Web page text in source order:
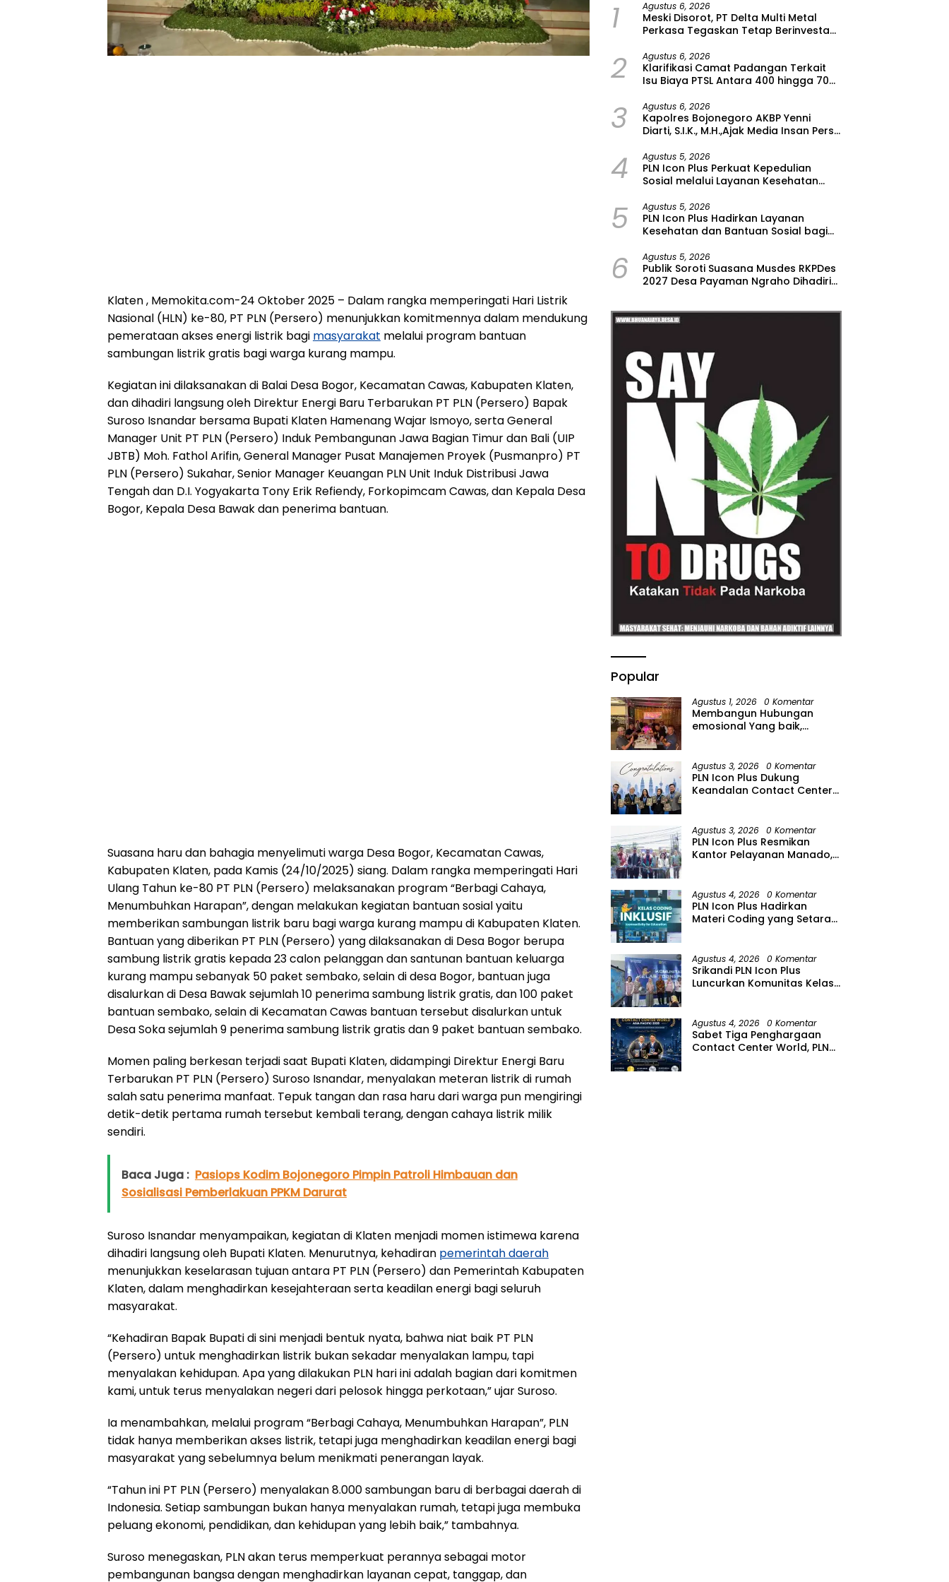
Klaten , Memokita.com-24 Oktober 2025 – Dalam rangka memperingati Hari Listrik
Nasional (HLN) ke-80, PT PLN (Persero) menunjukkan komitmennya dalam mendukung
pemerataan akses energi listrik bagi masyarakat melalui program bantuan
sambungan listrik gratis bagi warga kurang mampu.
Kegiatan ini dilaksanakan di Balai Desa Bogor, Kecamatan Cawas, Kabupaten Klaten,
dan dihadiri langsung oleh Direktur Energi Baru Terbarukan PT PLN (Persero) Bapak
Suroso Isnandar bersama Bupati Klaten Hamenang Wajar Ismoyo, serta General
Manager Unit PT PLN (Persero) Induk Pembangunan Jawa Bagian Timur dan Bali (UIP
JBTB) Moh. Fathol Arifin, General Manager Pusat Manajemen Proyek (Pusmanpro) PT
PLN (Persero) Sukahar, Senior Manager Keuangan PLN Unit Induk Distribusi Jawa
Tengah dan D.I. Yogyakarta Tony Erik Refiendy, Forkopimcam Cawas, dan Kepala Desa
Bogor, Kepala Desa Bawak dan penerima bantuan.
Suasana haru dan bahagia menyelimuti warga Desa Bogor, Kecamatan Cawas,
Kabupaten Klaten, pada Kamis (24/10/2025) siang. Dalam rangka memperingati Hari
Ulang Tahun ke-80 PT PLN (Persero) melaksanakan program “Berbagi Cahaya,
Menumbuhkan Harapan”, dengan melakukan kegiatan bantuan sosial yaitu
memberikan sambungan listrik baru bagi warga kurang mampu di Kabupaten Klaten.
Bantuan yang diberikan PT PLN (Persero) yang dilaksanakan di Desa Bogor berupa
sambung listrik gratis kepada 23 calon pelanggan dan santunan bantuan keluarga
kurang mampu sebanyak 50 paket sembako, selain di desa Bogor, bantuan juga
disalurkan di Desa Bawak sejumlah 10 penerima sambung listrik gratis, dan 100 paket
bantuan sembako, selain di Kecamatan Cawas bantuan tersebut disalurkan untuk
Desa Soka sejumlah 9 penerima sambung listrik gratis dan 9 paket bantuan sembako.
Momen paling berkesan terjadi saat Bupati Klaten, didampingi Direktur Energi Baru
Terbarukan PT PLN (Persero) Suroso Isnandar, menyalakan meteran listrik di rumah
salah satu penerima manfaat. Tepuk tangan dan rasa haru dari warga pun mengiringi
detik-detik pertama rumah tersebut kembali terang, dengan cahaya listrik milik
sendiri.
Baca Juga : Pasiops Kodim Bojonegoro Pimpin Patroli Himbauan dan
Sosialisasi Pemberlakuan PPKM Darurat
Suroso Isnandar menyampaikan, kegiatan di Klaten menjadi momen istimewa karena
dihadiri langsung oleh Bupati Klaten. Menurutnya, kehadiran pemerintah daerah
menunjukkan keselarasan tujuan antara PT PLN (Persero) dan Pemerintah Kabupaten
Klaten, dalam menghadirkan kesejahteraan serta keadilan energi bagi seluruh
masyarakat.
“Kehadiran Bapak Bupati di sini menjadi bentuk nyata, bahwa niat baik PT PLN
(Persero) untuk menghadirkan listrik bukan sekadar menyalakan lampu, tapi
menyalakan kehidupan. Apa yang dilakukan PLN hari ini adalah bagian dari komitmen
kami, untuk terus menyalakan negeri dari pelosok hingga perkotaan,” ujar Suroso.
Ia menambahkan, melalui program “Berbagi Cahaya, Menumbuhkan Harapan”, PLN
tidak hanya memberikan akses listrik, tetapi juga menghadirkan keadilan energi bagi
masyarakat yang sebelumnya belum menikmati penerangan layak.
“Tahun ini PT PLN (Persero) menyalakan 8.000 sambungan baru di berbagai daerah di
Indonesia. Setiap sambungan bukan hanya menyalakan rumah, tetapi juga membuka
peluang ekonomi, pendidikan, dan kehidupan yang lebih baik,” tambahnya.
Suroso menegaskan, PLN akan terus memperkuat perannya sebagai motor
pembangunan bangsa dengan menghadirkan layanan cepat, tanggap, dan
1 Agustus 6, 2026
Meski Disorot, PT Delta Multi Metal
Perkasa Tegaskan Tetap Berinvestasi
2 Agustus 6, 2026
Klarifikasi Camat Padangan Terkait
Isu Biaya PTSL Antara 400 hingga 700
3 Agustus 6, 2026
Kapolres Bojonegoro AKBP Yenni
Diarti, S.I.K., M.H.,Ajak Media Insan Pers
4 Agustus 5, 2026
PLN Icon Plus Perkuat Kepedulian
Sosial melalui Layanan Kesehatan
Lansia di Malang
5 Agustus 5, 2026
PLN Icon Plus Hadirkan Layanan
Kesehatan dan Bantuan Sosial bagi
6 Agustus 5, 2026
Publik Soroti Suasana Musdes RKPDes
2027 Desa Payaman Ngraho Dihadiri
Popular
Agustus 1, 2026 0 Komentar
Membangun Hubungan
emosional Yang baik,
Riyanto, SH Sinergitas tidak
harus resmi Dengan
suasana Santai lebih Dekat
Agustus 3, 2026 0 Komentar
PLN Icon Plus Dukung
Keandalan Contact Center
Agustus 3, 2026 0 Komentar
PLN Icon Plus Resmikan
Kantor Pelayanan Manado,
Agustus 4, 2026 0 Komentar
PLN Icon Plus Hadirkan
Materi Coding yang Setara
Agustus 4, 2026 0 Komentar
Srikandi PLN Icon Plus
Luncurkan Komunitas Kelas
Agustus 4, 2026 0 Komentar
Sabet Tiga Penghargaan
Contact Center World, PLN